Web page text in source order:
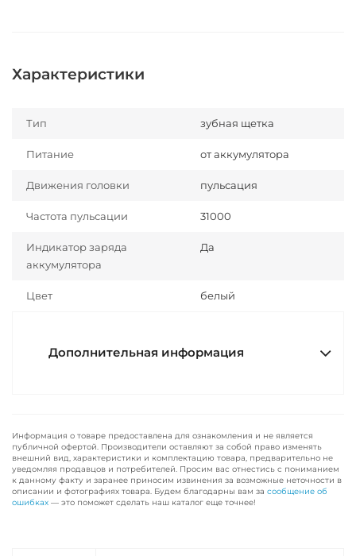
Характеристики
Тип зубная щетка
Питание от аккумулятора
Движения головки пульсация
Частота пульсации 31000
Индикатор заряда
аккумулятора
Да
Цвет белый
Дополнительная информация
Информация о товаре предоставлена для ознакомления и не является
публичной офертой. Производители оставляют за собой право изменять
внешний вид, характеристики и комплектацию товара, предварительно не
уведомляя продавцов и потребителей. Просим вас отнестись с пониманием
к данному факту и заранее приносим извинения за возможные неточности в
описании и фотографиях товара. Будем благодарны вам за сообщение об
ошибках — это поможет сделать наш каталог еще точнее!